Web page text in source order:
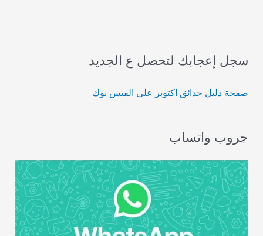
سجل إعجابك لتحصل ع الجديد
صفحة دليل حدائق اكتوبر على الفيس بوك
جروب واتساب